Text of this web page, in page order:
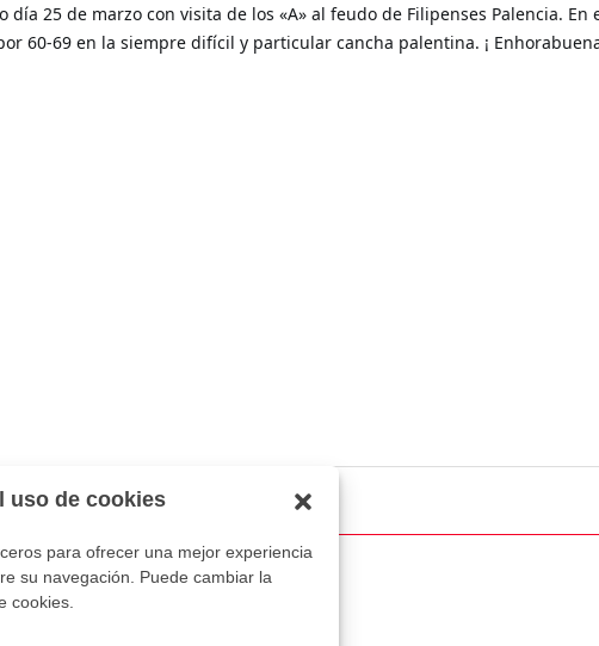
uso de cookies
para ofrecer una mejor experiencia
su navegación. Puede cambiar la
cookies.
día 25 de marzo con visita de los «A» al feudo de Filipenses Palencia.
60-69 en la siempre difícil y particular cancha palentina. ¡
Diseñado por